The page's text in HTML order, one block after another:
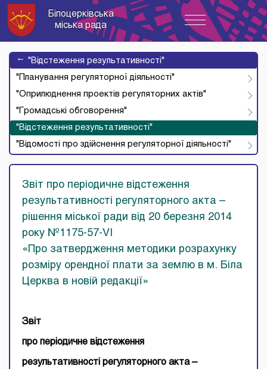
Toggle
navigation
Білоцерківська
міська рада
→ "Відстеження результативності"
"Планування регуляторної діяльності"
"Оприлюднення проектів регуляторних актів"
"Громадські обговорення"
"Відстеження результативності"
"Відомості про здійснення регуляторної діяльності"
Звіт про періодичне відстеження
результативності регуляторного акта –
рішення міської ради від 20 березня 2014
року №1175-57-VI
«Про затвердження методики розрахунку
розміру орендної плати за землю в м. Біла
Церква в новій редакції»
Звіт
про періодичне відстеження
результативності регуляторного акта –